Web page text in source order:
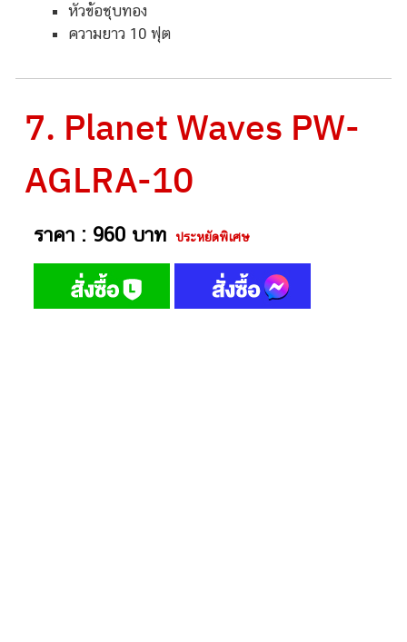
หัวข้อชุบทอง
ความยาว 10 ฟุต
7. Planet Waves PW-
AGLRA-10
ราคา : 960 บาท ประหยัดพิเศษ